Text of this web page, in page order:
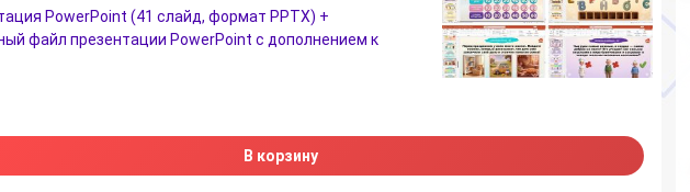
PowerPoint (41 слайд, формат PPTX) +
файл презентации PowerPoint с дополнением к
В корзину